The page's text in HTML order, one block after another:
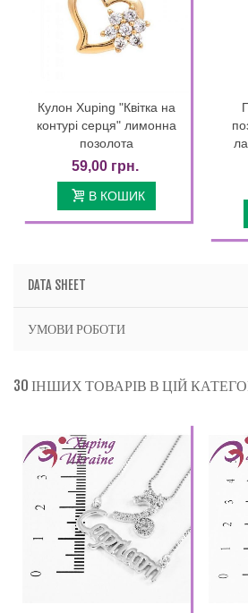
Кулон Xuping "Квітка на
контурі серця" лимонна
позолота
59,00 грн.
В КОШИК
DATA SHEET
УМОВИ РОБОТИ
30 ІНШИХ ТОВАРІВ В ЦІЙ